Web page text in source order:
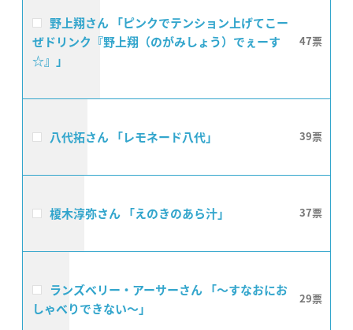
野上翔さん 「ピンクでテンション上げてこー
ぜドリンク『野上翔（のがみしょう）でぇーす
☆』」
47
八代拓さん 「レモネード八代」 39
榎木淳弥さん 「えのきのあら汁」 37
ランズベリー・アーサーさん 「〜すなおにお
しゃべりできない〜」
29